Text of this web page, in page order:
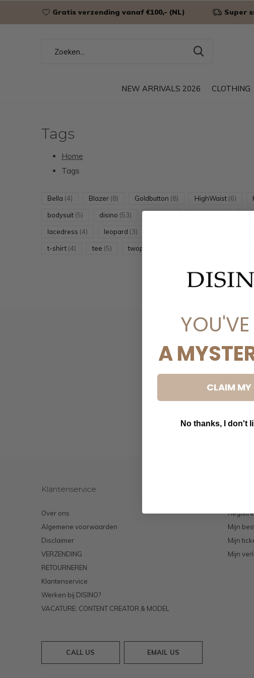
NEW ARRIVALS 2026 CLOTHING
Gratis verzending vanaf €100,- (NL) Super
Tags
Home
Tags
Bella (4) Blazer (8) Goldbutton (8) HighWaist (6)
bodysuit (5) disino (53)
lacedress (4) leopard (3)
t-shirt (4) tee (5) twopieceset
Klantenservice
Over ons
Algemene voorwaarden
Disclaimer
VERZENDING
RETOURNEREN
Klantenservice
Werken bij DISINO?
VACATURE: CONTENT CREATOR & MODEL
Mijn
Mijn
Mijn
CALL US EMAIL US
A
CLAIM MY
No thanks, I don't